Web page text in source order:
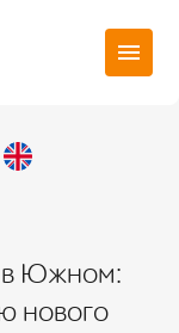
в Южном:
нового